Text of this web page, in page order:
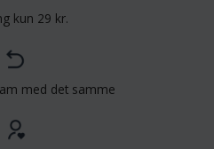
kun 29 kr.
med det samme